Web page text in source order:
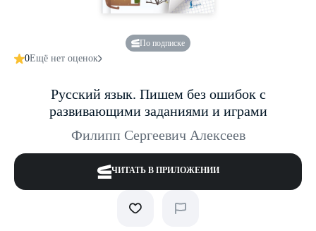
По подписке
0Ещё нет оценок
Русский язык. Пишем без ошибок с
развивающими заданиями и играми
Филипп Сергеевич Алексеев
ЧИТАТЬ В ПРИЛОЖЕНИИ